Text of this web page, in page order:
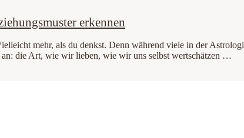
erkennen
mehr, als du denkst. Denn während viele in der
an: die Art, wie wir lieben, wie wir uns selbst wertschätzen …